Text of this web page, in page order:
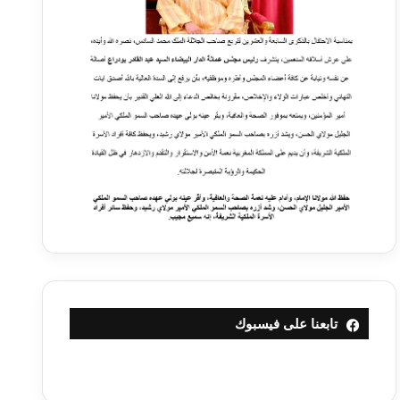
تابعنا على فيسبوك